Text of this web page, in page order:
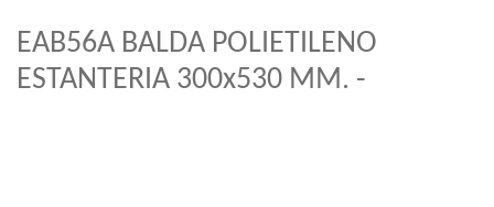
EAB56A BALDA POLIETILENO
ESTANTERIA 300x530 MM. -